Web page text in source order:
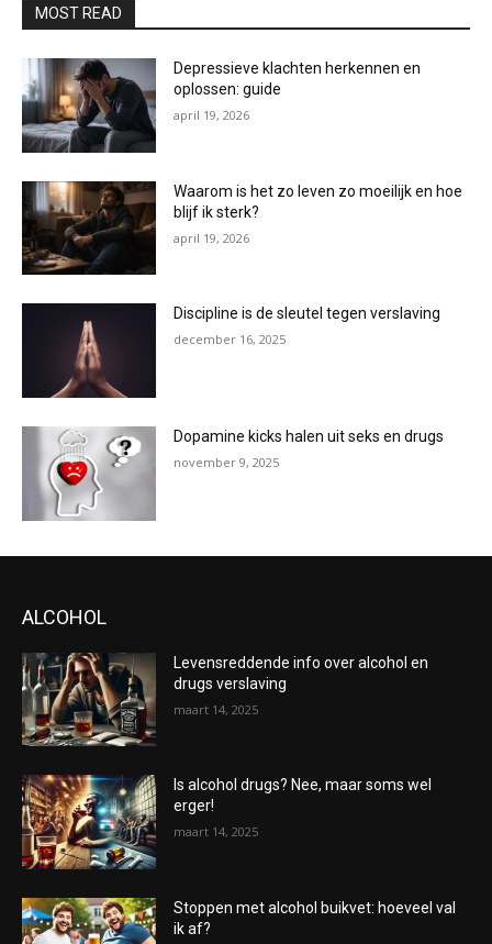
MOST READ
Depressieve klachten herkennen en
oplossen: guide
april 19, 2026
Waarom is het zo leven zo moeilijk en hoe
blijf ik sterk?
april 19, 2026
Discipline is de sleutel tegen verslaving
december 16, 2025
Dopamine kicks halen uit seks en drugs
november 9, 2025
ALCOHOL
Levensreddende info over alcohol en
drugs verslaving
maart 14, 2025
Is alcohol drugs? Nee, maar soms wel
erger!
maart 14, 2025
Stoppen met alcohol buikvet: hoeveel val
ik af?